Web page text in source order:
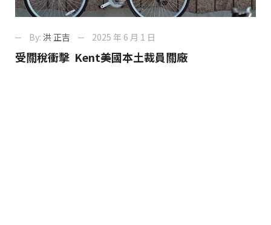
By: 洪 正吉 2025 年 6 月 1 日
受關稅衝擊 Kent美國本土裁員關廠